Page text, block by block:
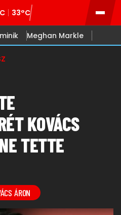
33°C
Meghan Markle
KOVÁCS
TETTE
ÁRON